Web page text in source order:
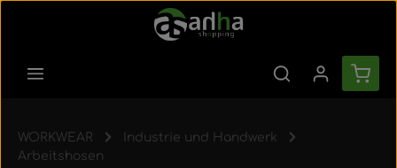
Zum Hauptinhalt springen
WORKWEAR
Industrie und Handwerk
Arbeitshosen